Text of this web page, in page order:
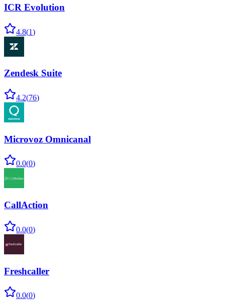
ICR Evolution
4.8(1)
Zendesk Suite
4.2(76)
Microvoz Omnicanal
0.0(0)
CallAction
0.0(0)
Freshcaller
0.0(0)